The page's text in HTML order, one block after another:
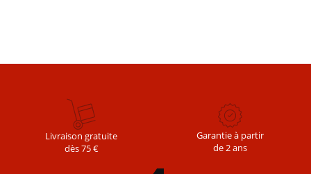
Livraison gratuite
dès 75 €
Garantie à partir
de 2 ans